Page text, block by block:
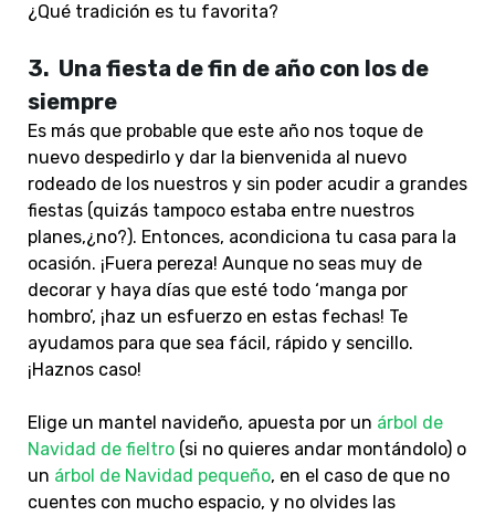
¿Qué tradición es tu favorita?
3. Una fiesta de fin de año con los de
siempre
Es más que probable que este año nos toque de
nuevo despedirlo y dar la bienvenida al nuevo
rodeado de los nuestros y sin poder acudir a grandes
fiestas (quizás tampoco estaba entre nuestros
planes,¿no?). Entonces, acondiciona tu casa para la
ocasión. ¡Fuera pereza! Aunque no seas muy de
decorar y haya días que esté todo ‘manga por
hombro’, ¡haz un esfuerzo en estas fechas! Te
ayudamos para que sea fácil, rápido y sencillo.
¡Haznos caso!
Elige un mantel navideño, apuesta por un árbol de
Navidad de fieltro (si no quieres andar montándolo) o
un árbol de Navidad pequeño, en el caso de que no
cuentes con mucho espacio, y no olvides las